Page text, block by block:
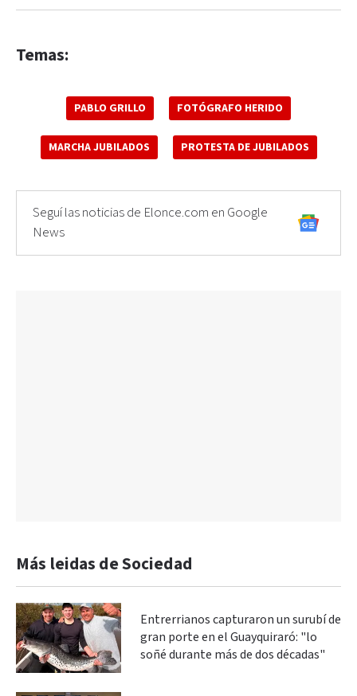
Temas:
PABLO GRILLO FOTÓGRAFO HERIDO
MARCHA JUBILADOS PROTESTA DE JUBILADOS
Seguí las noticias de Elonce.com en Google
News
Más leidas de Sociedad
Entrerrianos capturaron un surubí de
gran porte en el Guayquiraró: "lo
soñé durante más de dos décadas"